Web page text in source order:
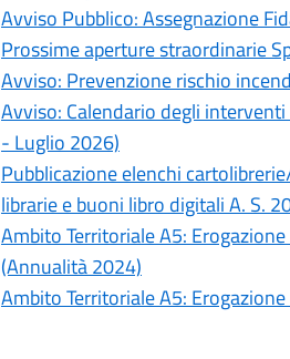
Avviso Pubblico: Assegnazione
Prossime aperture straordinarie
Avviso: Prevenzione rischio
Avviso: Calendario degli
- Luglio 2026)
Pubblicazione elenchi
librarie e buoni libro digitali A. S.
Ambito Territoriale A5:
(Annualità 2024)
Ambito Territoriale A5: